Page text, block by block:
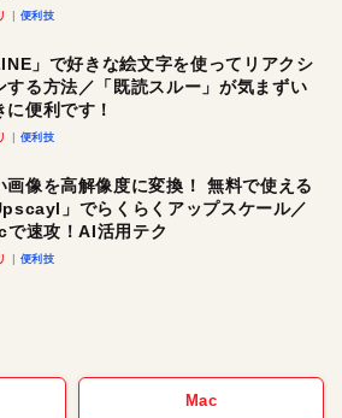
便利技
」で好きな絵文字を使ってリアクシ
する方法／「既読スルー」が気まずい
に便利です！
便利技
画像を高解像度に変換！ 無料で使える
」でらくらくアップスケール／
で速攻！AI活用テク
便利技
Mac